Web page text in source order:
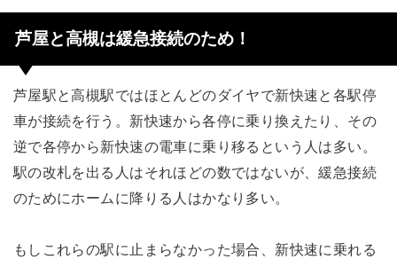
芦屋と高槻は緩急接続のため！
芦屋駅と高槻駅ではほとんどのダイヤで新快速と各駅停
車が接続を行う。新快速から各停に乗り換えたり、その
逆で各停から新快速の電車に乗り移るという人は多い。
駅の改札を出る人はそれほどの数ではないが、緩急接続
のためにホームに降りる人はかなり多い。
もしこれらの駅に止まらなかった場合、新快速に乗れる